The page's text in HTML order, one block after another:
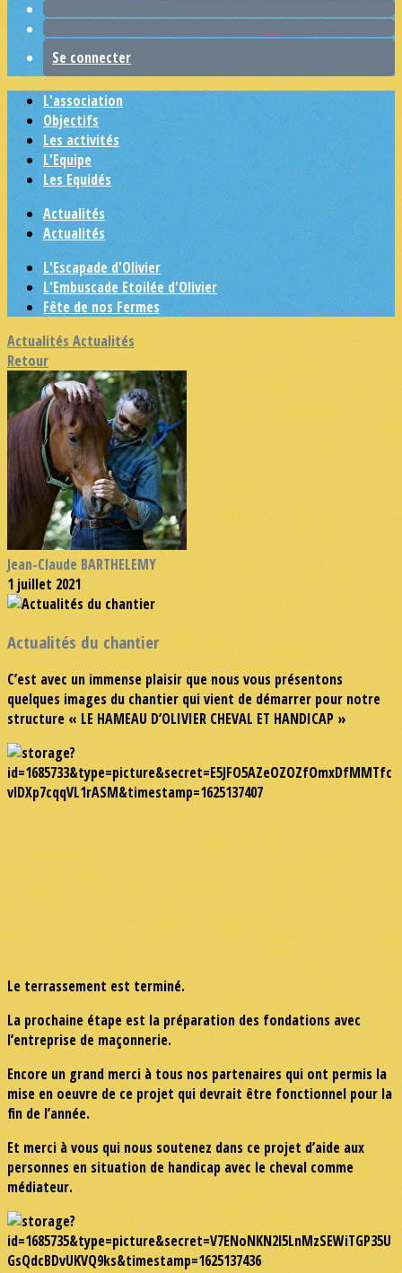
Se connecter
L'association
Objectifs
Les activités
L'Equipe
Les Equidés
Actualités
Actualités
L'Escapade d'Olivier
L'Embuscade Etoilée d'Olivier
Fête de nos Fermes
ActualitésActualités
Retour
Jean-Claude BARTHELEMY
1 juillet 2021
Actualités du chantier
C’est avec un immense plaisir que nous vous présentons
quelques images du chantier qui vient de démarrer pour notre
structure « LE HAMEAU D’OLIVIER CHEVAL ET HANDICAP »
Le terrassement est terminé.
La prochaine étape est la préparation des fondations avec
l’entreprise de maçonnerie.
Encore un grand merci à tous nos partenaires qui ont permis la
mise en oeuvre de ce projet qui devrait être fonctionnel pour la
fin de l’année.
Et merci à vous qui nous soutenez dans ce projet d’aide aux
personnes en situation de handicap avec le cheval comme
médiateur.